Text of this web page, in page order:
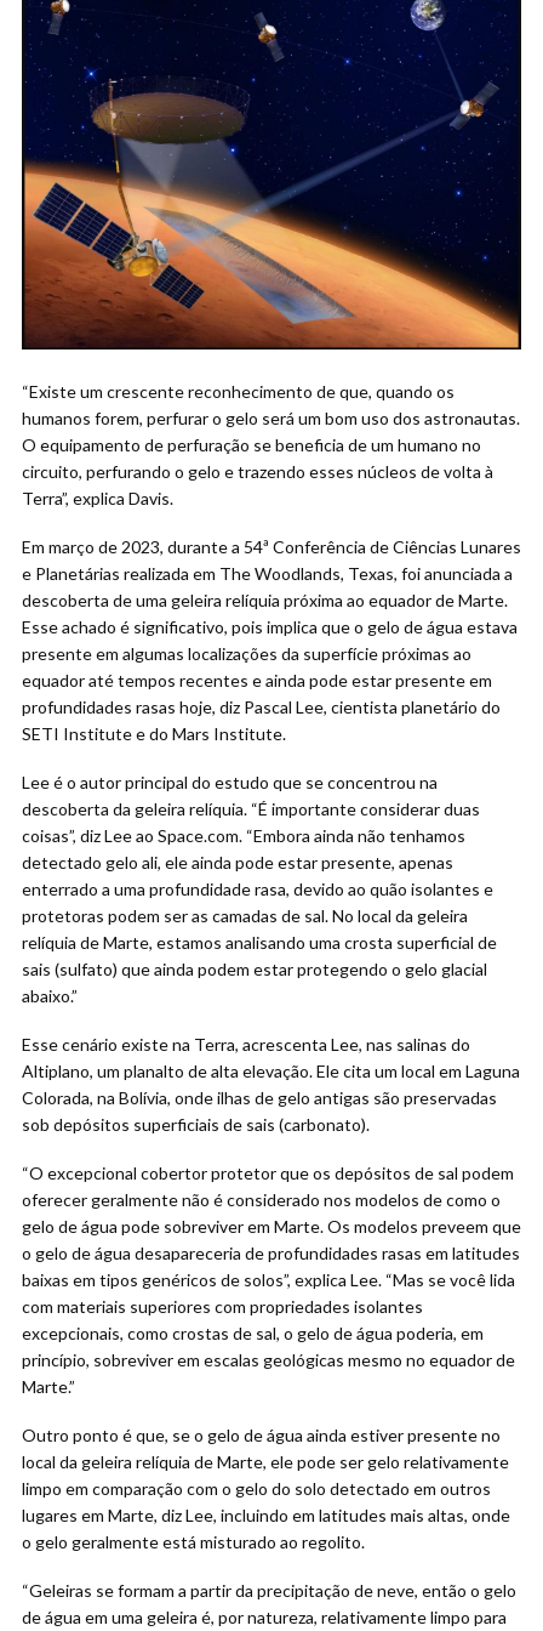
“Existe um crescente reconhecimento de que, quando os
humanos forem, perfurar o gelo será um bom uso dos astronautas.
O equipamento de perfuração se beneficia de um humano no
circuito, perfurando o gelo e trazendo esses núcleos de volta à
Terra”, explica Davis.
Em março de 2023, durante a 54ª Conferência de Ciências Lunares
e Planetárias realizada em The Woodlands, Texas, foi anunciada a
descoberta de uma geleira relíquia próxima ao equador de Marte.
Esse achado é significativo, pois implica que o gelo de água estava
presente em algumas localizações da superfície próximas ao
equador até tempos recentes e ainda pode estar presente em
profundidades rasas hoje, diz Pascal Lee, cientista planetário do
SETI Institute e do Mars Institute.
Lee é o autor principal do estudo que se concentrou na
descoberta da geleira relíquia. “É importante considerar duas
coisas”, diz Lee ao Space.com. “Embora ainda não tenhamos
detectado gelo ali, ele ainda pode estar presente, apenas
enterrado a uma profundidade rasa, devido ao quão isolantes e
protetoras podem ser as camadas de sal. No local da geleira
relíquia de Marte, estamos analisando uma crosta superficial de
sais (sulfato) que ainda podem estar protegendo o gelo glacial
abaixo.”
Esse cenário existe na Terra, acrescenta Lee, nas salinas do
Altiplano, um planalto de alta elevação. Ele cita um local em Laguna
Colorada, na Bolívia, onde ilhas de gelo antigas são preservadas
sob depósitos superficiais de sais (carbonato).
“O excepcional cobertor protetor que os depósitos de sal podem
oferecer geralmente não é considerado nos modelos de como o
gelo de água pode sobreviver em Marte. Os modelos preveem que
o gelo de água desapareceria de profundidades rasas em latitudes
baixas em tipos genéricos de solos”, explica Lee. “Mas se você lida
com materiais superiores com propriedades isolantes
excepcionais, como crostas de sal, o gelo de água poderia, em
princípio, sobreviver em escalas geológicas mesmo no equador de
Marte.”
Outro ponto é que, se o gelo de água ainda estiver presente no
local da geleira relíquia de Marte, ele pode ser gelo relativamente
limpo em comparação com o gelo do solo detectado em outros
lugares em Marte, diz Lee, incluindo em latitudes mais altas, onde
o gelo geralmente está misturado ao regolito.
“Geleiras se formam a partir da precipitação de neve, então o gelo
de água em uma geleira é, por natureza, relativamente limpo para